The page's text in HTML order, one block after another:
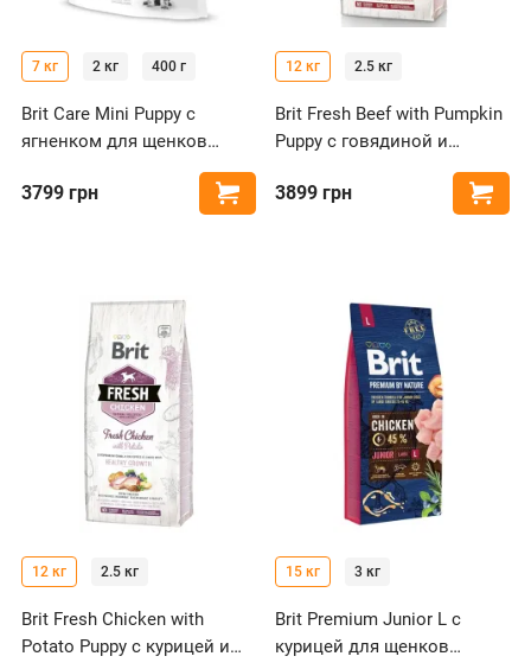
7 кг 2 кг 400 г
Brit Care Mini Puppy с
ягненком для щенков
3799 грн Купить
12 кг 2.5 кг
Brit Fresh Beef with Pumpkin
Puppy с говядиной и
больших пород
3899 грн
12 кг 2.5 кг
Brit Fresh Chicken with
Potato Puppy с курицей и
15 кг 3 кг
Brit Premium Junior L с
курицей для щенков